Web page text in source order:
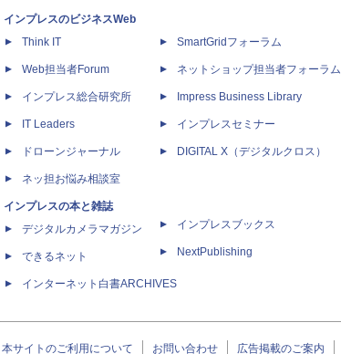
インプレスのビジネスWeb
Think IT
Web担当者Forum
インプレス総合研究所
IT Leaders
ドローンジャーナル
ネッ担お悩み相談室
インプレスの本と雑誌
デジタルカメラマガジン
できるネット
インターネット白書ARCHIVES
SmartGridフォーラム
ネットショップ担当者フォーラム
Impress Business Library
インプレスセミナー
DIGITAL X（デジタルクロス）
インプレスブックス
NextPublishing
本サイトのご利用について お問い合わせ 広告掲載のご案内